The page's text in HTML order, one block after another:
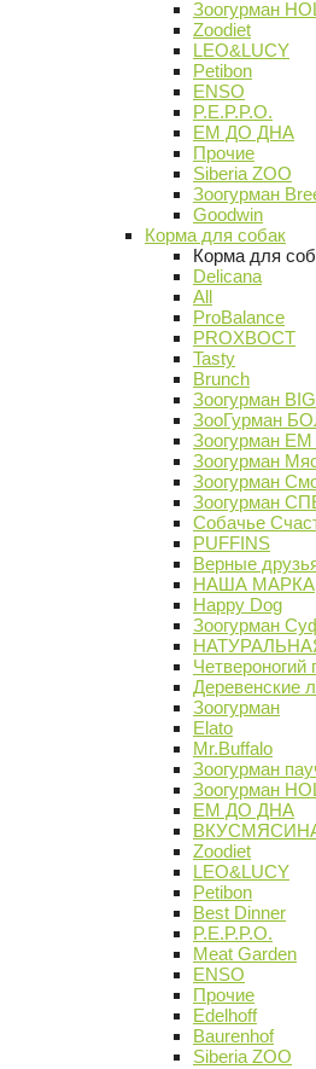
Зоогурман
Zoodiet
LEO&LUCY
Petibon
ENSO
P.E.P.P.O.
ЕМ ДО ДНА
Прочие
Siberia ZOO
Зоогурман
Goodwin
Корма для собак
Корма для
Delicana
All
ProBalance
PROХВОСТ
Tasty
Brunch
Зоогурман
ЗооГурман
Зоогурман
Зоогурман
Зоогурман
Зоогурман
Собачье
PUFFINS
Верные
НАША МАРКА
Happy Dog
Зоогурман
Четвероногий
Деревенские
Зоогурман
Elato
Mr.Buffalo
Зоогурман
Зоогурман
ЕМ ДО ДНА
Zoodiet
LEO&LUCY
Petibon
Best Dinner
P.E.P.P.O.
Meat Garden
ENSO
Прочие
Edelhoff
Baurenhof
Siberia ZOO